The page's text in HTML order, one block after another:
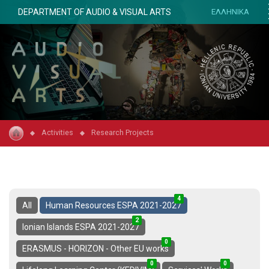
DEPARTMENT OF AUDIO & VISUAL ARTS ΕΛΛΗΝΙΚΑ
Activities Research Projects
All Human Resources ESPA 2021-2027
4
1
5
Ionian Islands ESPA 2021-2027
2
0
2
ERASMUS - HORIZON - Other EU works
0
4
4
0
1
1 0
9
9